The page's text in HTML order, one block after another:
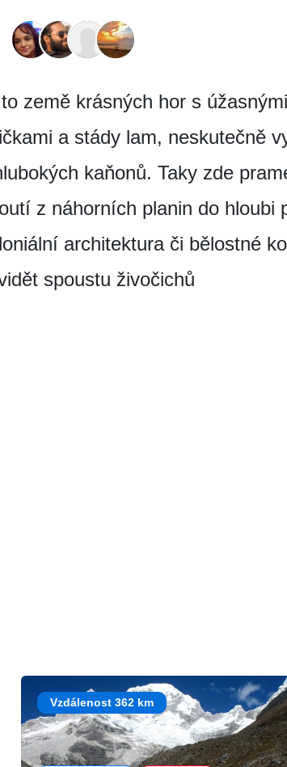
země krásných hor s
a stády lam, neskutečně
kaňonů. Taky zde
z náhorních planin do hloubi
architektura či bělostné
spoustu živočichů
Vzdálenost 362 km